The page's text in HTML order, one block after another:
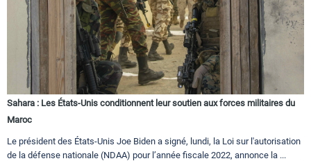
Sahara : Les États-Unis conditionnent leur soutien aux forces militaires du
Maroc
Le président des États-Unis Joe Biden a signé, lundi, la Loi sur l'autorisation
de la défense nationale (NDAA) pour l’année fiscale 2022, annonce la ...